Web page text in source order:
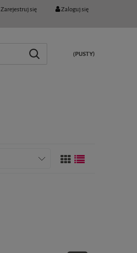
Zarejestruj się Zaloguj się
(PUSTY)